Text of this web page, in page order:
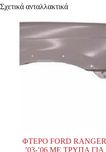
Σχετικά ανταλλακτικά
ΦΤΕΡΟ FORD RANGER
’03-’06 ΜΕ ΤΡΥΠΑ ΓΙΑ